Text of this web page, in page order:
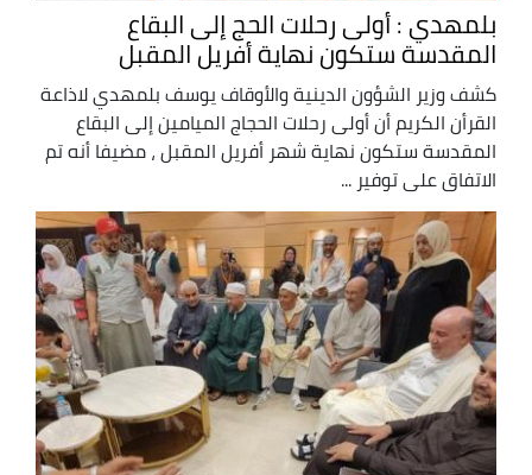
بلمهدي : أولى رحلات الحج إلى البقاع
المقدسة ستكون نهاية أفريل المقبل
كشف وزير الشؤون الدينية والأوقاف يوسف بلمهدي لاذاعة
القرأن الكريم أن أولى رحلات الحجاج الميامين إلى البقاع
المقدسة ستكون نهاية شهر أفريل المقبل ، مضيفا أنه تم
الاتفاق على توفير ...